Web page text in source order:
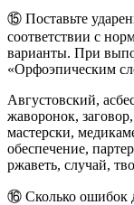
⑮ Поставьте
соответствии с
варианты. При
«Орфоэпическим
Августовский,
жаворонок,
мастерски,
обеспечение,
ржаветь, случай,
⑯ Сколько ошибок